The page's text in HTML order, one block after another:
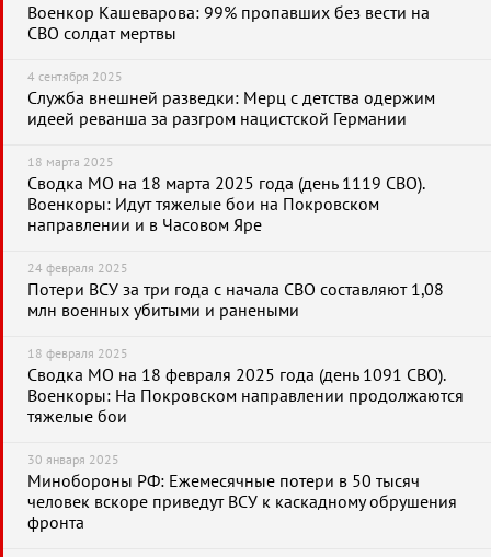
Военкор Кашеварова: 99% пропавших без вести на
СВО солдат мертвы
4 сентября 2025
Служба внешней разведки: Мерц с детства одержим
идеей реванша за разгром нацистской Германии
18 марта 2025
Сводка МО на 18 марта 2025 года (день 1119 СВО).
Военкоры: Идут тяжелые бои на Покровском
направлении и в Часовом Яре
24 февраля 2025
Потери ВСУ за три года с начала СВО составляют 1,08
млн военных убитыми и ранеными
18 февраля 2025
Сводка МО на 18 февраля 2025 года (день 1091 СВО).
Военкоры: На Покровском направлении продолжаются
тяжелые бои
30 января 2025
Минобороны РФ: Ежемесячные потери в 50 тысяч
человек вскоре приведут ВСУ к каскадному обрушения
фронта